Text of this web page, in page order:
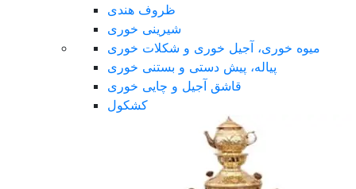
ظروف هندی
شیرینی خوری
میوه خوری، آجیل خوری و شکلات خوری
پیاله، پیش دستی و بستنی خوری
قاشق آجیل و چایی خوری
کشکول